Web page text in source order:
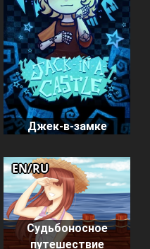
Джек-в-замке
Судьбоносное
путешествие
EN/RU